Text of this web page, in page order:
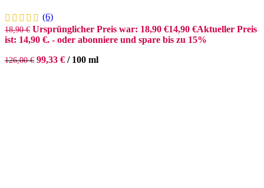
(6)
18,90€ Ursprünglicher Preis war: 18,90 €14,90 €Aktueller Preis
ist: 14,90 €. - oder abonniere und spare bis zu 15%
126,00€ 99,33 € / 100 ml